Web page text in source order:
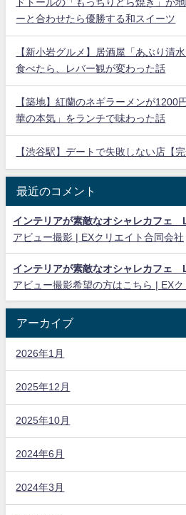
ドトールの「もっちりどら焼き」が
ーと合わせたら優勝する和スイーツ
【新小岩グルメ】居酒屋「あぶり清
食べたら、レバー観が変わった話
【築地】紅蘭のネギラーメンが1200
華の本気」をランチで味わった話
【渋谷駅】デートで失敗しない店【完
最近のコメント
インテリアが素敵なオシャレカフェ
アビュー撮影 | EXクリエイト合同会社
インテリアが素敵なオシャレカフェ
アビュー撮影希望の方はこちら | EX
アーカイブ
2026年1月
2025年12月
2025年10月
2024年6月
2024年3月